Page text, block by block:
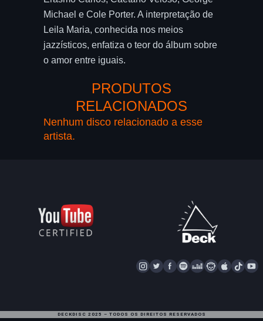
Michael e Cole Porter. A interpretação de
Leila Maria, conhecida nos meios
jazzísticos, enfatiza o teor do álbum sobre
o amor entre iguais.
PRODUTOS
RELACIONADOS
Nenhum disco relacionado a esse
artista.
I
N
T
W
F
A
S
P
D
E
N
A
A
P
T
DECKDISC 2025 – TODOS OS DIREITOS RESERVADOS